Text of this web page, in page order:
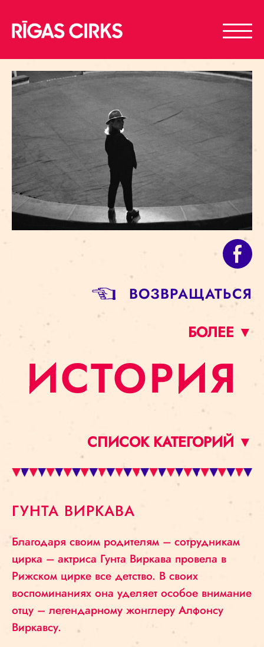
BОЗВРАЩАТЬСЯ
БОЛЕЕ ▼
ИСТОРИЯ
СПИСОК КАТЕГОРИЙ ▼
ГУНТА ВИРКАВА
Благодаря своим родителям – сотрудникам
цирка – актриса Гунта Виркава провела в
Рижском цирке все детство. В своих
воспоминаниях она уделяет особое внимание
отцу – легендарному жонглеру Алфонсу
Виркавсу.